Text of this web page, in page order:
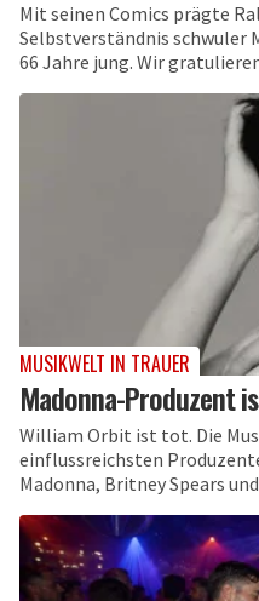
Mit seinen Comics prägte
Selbstverständnis schwuler
66 Jahre jung. Wir
MUSIKWELT IN TRAUER
Madonna-Produzent
William Orbit ist tot. Die
einflussreichsten
Madonna, Britney Spears